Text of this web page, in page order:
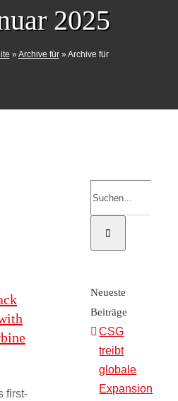
2025
» Archive für» Archive für
first-
Neueste
Beiträge
CSG
treibt
globale
Expansion